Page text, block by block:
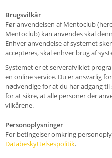
Brugsvilkår
Før anvendelsen af Mentoclub
Mentoclub) kan anvendes skal
Enhver anvendelse af systemet
accepteres, skal enhver brug af
Systemet er et serverafviklet
en online service. Du er ansvarlig
nødvendige for at du har adgang
for at sikre, at alle personer der
vilkårene.
Personoplysninger
For betingelser omkring
Databeskyttelsespolitik.